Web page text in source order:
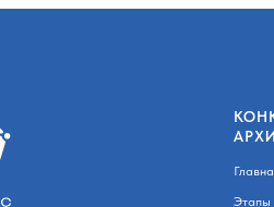
Этапы